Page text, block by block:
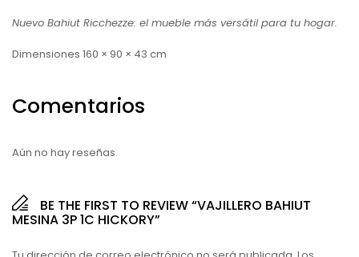
Nuevo Bahiut Ricchezze: el mueble más versátil para tu hogar.
Dimensiones 160 × 90 × 43 cm
Comentarios
Aún no hay reseñas.
BE THE FIRST TO REVIEW “VAJILLERO BAHIUT
MESINA 3P 1C HICKORY”